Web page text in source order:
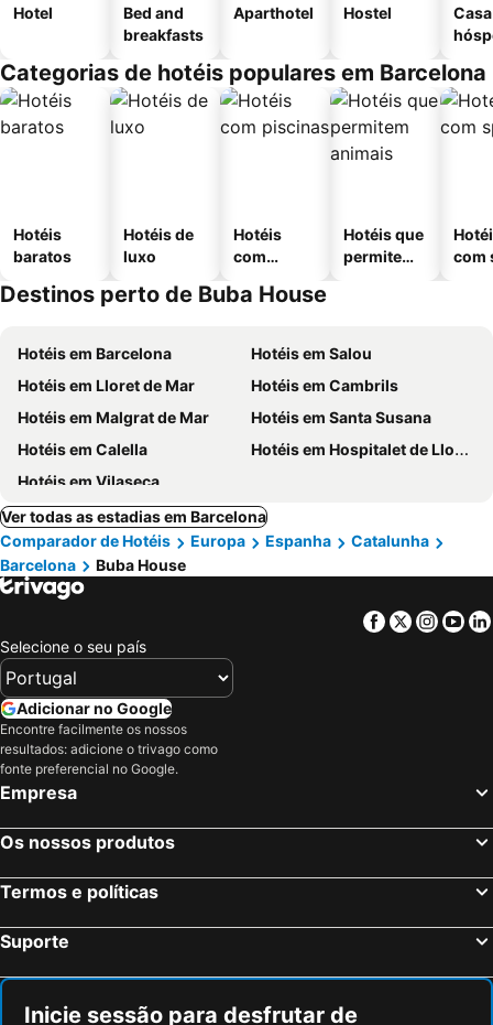
Hotel
Bed and
breakfasts
Aparthotel Hostel
Categorias de hotéis populares em Barcelona
Hotéis
baratos
Hotéis de
luxo
Hotéis
com
Hotéis que
permitem
com
Destinos perto de Buba House
Hotéis em Barcelona
Hotéis em Salou
Hotéis em Lloret de Mar
Hotéis em Cambrils
Hotéis em Malgrat de Mar
Hotéis em Santa Susana
Hotéis em Calella
Hotéis em Hospitalet de Llobregat
Hotéis em Vilaseca
Ver todas as estadias em Barcelona
Comparador de Hotéis
Europa Espanha
Catalunha
Barcelona
Buba House
Facebook
Twitter
Selecione o seu país
Adicionar no Google
Encontre facilmente os nossos
resultados: adicione o trivago como
fonte preferencial no Google.
Empresa
Os nossos produtos
Termos e políticas
Suporte
Inicie sessão para desfrutar de